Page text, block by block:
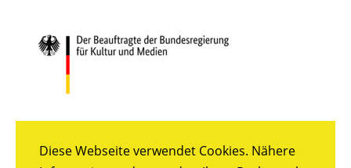
Diese Webseite verwendet Cookies. Nähere